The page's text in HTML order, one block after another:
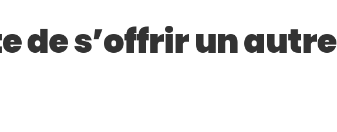
de s’offrir un autre